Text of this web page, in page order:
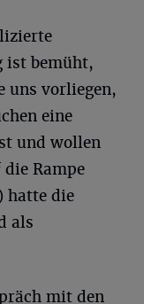
ist bemüht,
uns vorliegen,
eine
und wollen
Rampe
hatte die
als
mit den